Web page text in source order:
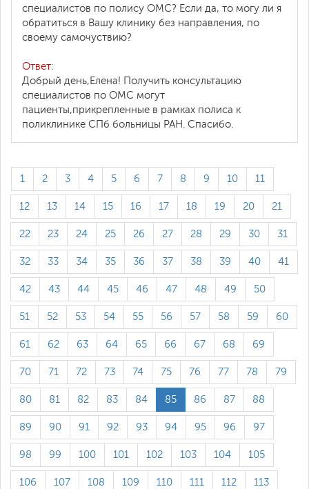
специалистов по полису ОМС? Если да, то могу ли я
обратиться в Вашу клинику без направления, по
своему самочуствию?
Ответ:
Добрый день,Елена! Получить консультацию
специалистов по ОМС могут
пациенты,прикрепленные в рамках полиса к
поликлинике СПб больницы РАН. Спасибо.
1 2 3 4 5 6 7 8 9 10 11
12 13 14 15 16 17 18 19 20 21
22 23 24 25 26 27 28 29 30 31
32 33 34 35 36 37 38 39 40 41
42 43 44 45 46 47 48 49 50
51 52 53 54 55 56 57 58 59 60
61 62 63 64 65 66 67 68 69
70 71 72 73 74 75 76 77 78 79
80 81 82 83 84 85 86 87 88
89 90 91 92 93 94 95 96 97
98 99 100 101 102 103 104 105
106 107 108 109 110 111 112 113